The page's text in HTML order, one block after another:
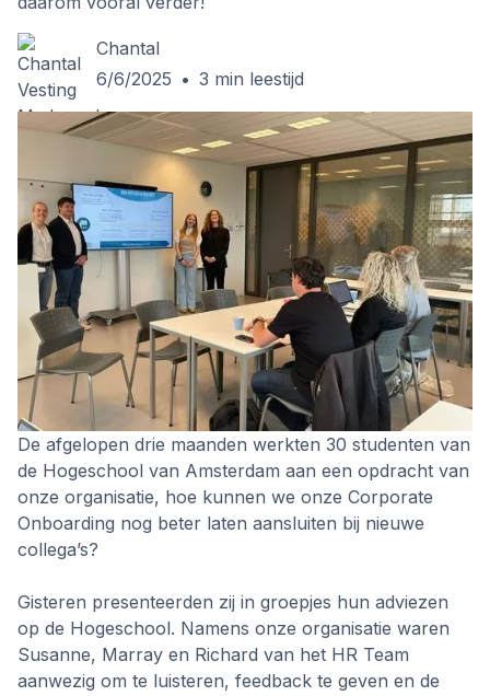
Chantal
6/6/2025 • 3 min leestijd
De afgelopen drie maanden werkten 30 studenten van
de Hogeschool van Amsterdam aan een opdracht van
onze organisatie, hoe kunnen we onze Corporate
Onboarding nog beter laten aansluiten bij nieuwe
collega’s?
Gisteren presenteerden zij in groepjes hun adviezen
op de Hogeschool. Namens onze organisatie waren
Susanne, Marray en Richard van het HR Team
aanwezig om te luisteren, feedback te geven en de